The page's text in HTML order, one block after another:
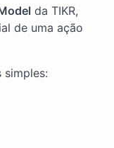
da TIKR,
de uma ação
simples: